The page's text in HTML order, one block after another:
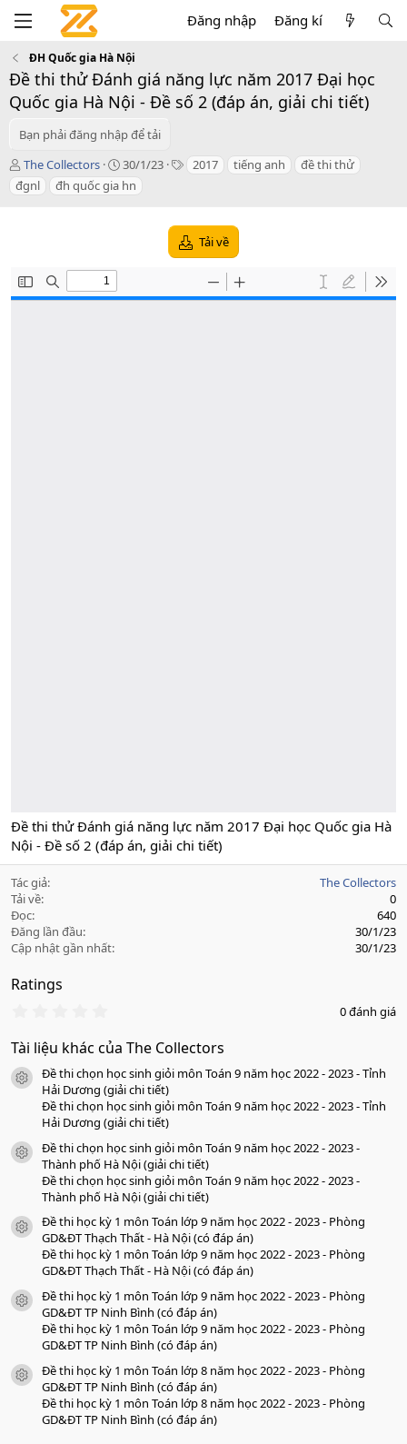
Đăng nhập Đăng kí
ĐH Quốc gia Hà Nội
Đề thi thử Đánh giá năng lực năm 2017 Đại học
Quốc gia Hà Nội - Đề số 2 (đáp án, giải chi tiết)
Bạn phải đăng nhập để tải
T
á
c
The Collectors
C
r
e
d
30/1/23
T 2017 tiếng anh
đề thi thử
đgnl
đh quốc gia hn
Tải về
Đề thi thử Đánh giá năng lực năm 2017 Đại học Quốc gia Hà
Nội - Đề số 2 (đáp án, giải chi tiết)
Tác giả
The Collectors
Tải về
0
Đọc
640
Đăng lần đầu
30/1/23
Cập nhật gần nhất
30/1/23
Ratings
0
0
a
o
0 đánh giá
Tài liệu khác của The Collectors
icon tài liệu
Đề thi chọn học sinh giỏi môn Toán 9 năm học 2022 - 2023 - Tỉnh
Hải Dương (giải chi tiết)
Đề thi chọn học sinh giỏi môn Toán 9 năm học 2022 - 2023 - Tỉnh
Hải Dương (giải chi tiết)
icon tài liệu
Đề thi chọn học sinh giỏi môn Toán 9 năm học 2022 - 2023 -
Thành phố Hà Nội (giải chi tiết)
Đề thi chọn học sinh giỏi môn Toán 9 năm học 2022 - 2023 -
Thành phố Hà Nội (giải chi tiết)
icon tài liệu
Đề thi học kỳ 1 môn Toán lớp 9 năm học 2022 - 2023 - Phòng
GD&ĐT Thạch Thất - Hà Nội (có đáp án)
Đề thi học kỳ 1 môn Toán lớp 9 năm học 2022 - 2023 - Phòng
GD&ĐT Thạch Thất - Hà Nội (có đáp án)
icon tài liệu
Đề thi học kỳ 1 môn Toán lớp 9 năm học 2022 - 2023 - Phòng
GD&ĐT TP Ninh Bình (có đáp án)
Đề thi học kỳ 1 môn Toán lớp 9 năm học 2022 - 2023 - Phòng
GD&ĐT TP Ninh Bình (có đáp án)
icon tài liệu
Đề thi học kỳ 1 môn Toán lớp 8 năm học 2022 - 2023 - Phòng
GD&ĐT TP Ninh Bình (có đáp án)
Đề thi học kỳ 1 môn Toán lớp 8 năm học 2022 - 2023 - Phòng
GD&ĐT TP Ninh Bình (có đáp án)